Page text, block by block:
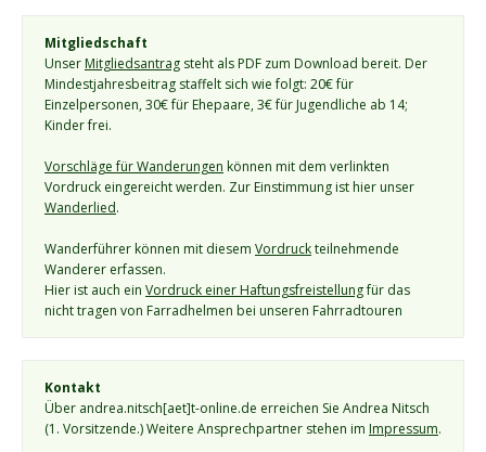
Mitgliedschaft
Unser Mitgliedsantrag steht als PDF zum Download bereit. Der
Mindestjahresbeitrag staffelt sich wie folgt: 20€ für
Einzelpersonen, 30€ für Ehepaare, 3€ für Jugendliche ab 14;
Kinder frei.
Vorschläge für Wanderungen können mit dem verlinkten
Wanderlied.
Wanderführer können mit diesem Vordruck teilnehmende
Wanderer erfassen.
Hier ist auch ein Vordruck einer Haftungsfreistellung für das
nicht tragen von Farradhelmen bei unseren Fahrradtouren
Kontakt
Über andrea.nitsch[aet]t-online.de erreichen Sie Andrea Nitsch
(1. Vorsitzende.) Weitere Ansprechpartner stehen im Impressum